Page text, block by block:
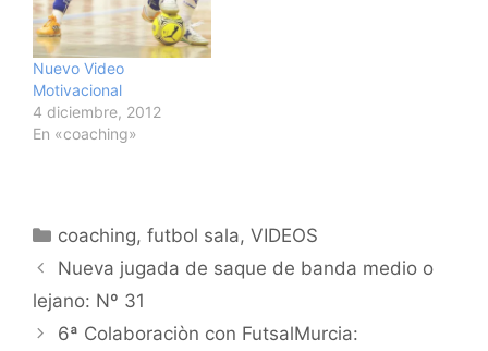
Nuevo Video
Motivacional
4 diciembre, 2012
En «coaching»
Categorías
coaching,futbol sala,VIDEOS
Navegación
de
entradas
Nueva jugada de saque de banda medio o
lejano: Nº 31
6ª Colaboraciòn con FutsalMurcia: